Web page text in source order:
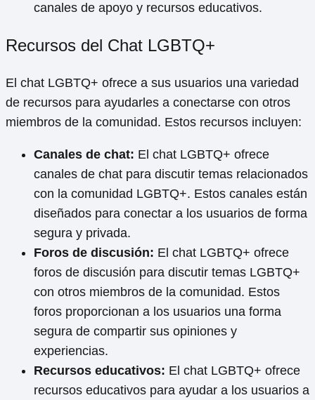
canales de apoyo y recursos educativos.
Recursos del Chat LGBTQ+
El chat LGBTQ+ ofrece a sus usuarios una variedad
de recursos para ayudarles a conectarse con otros
miembros de la comunidad. Estos recursos incluyen:
Canales de chat: El chat LGBTQ+ ofrece
canales de chat para discutir temas relacionados
con la comunidad LGBTQ+. Estos canales están
diseñados para conectar a los usuarios de forma
segura y privada.
Foros de discusión: El chat LGBTQ+ ofrece
foros de discusión para discutir temas LGBTQ+
con otros miembros de la comunidad. Estos
foros proporcionan a los usuarios una forma
segura de compartir sus opiniones y
experiencias.
Recursos educativos: El chat LGBTQ+ ofrece
recursos educativos para ayudar a los usuarios a